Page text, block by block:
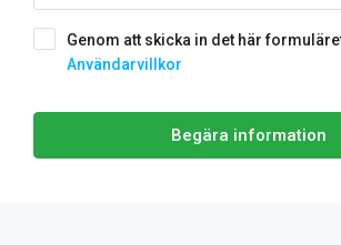
Genom att skicka in det här
Användarvillkor
Begära information